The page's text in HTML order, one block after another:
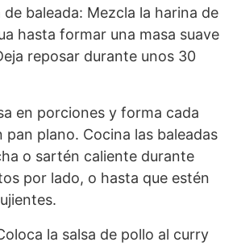
de baleada: Mezcla la harina de
hasta formar una masa suave
reposar durante unos 30
en porciones y forma cada
pan plano. Cocina las baleadas
o sartén caliente durante
por lado, o hasta que estén
la salsa de pollo al curry